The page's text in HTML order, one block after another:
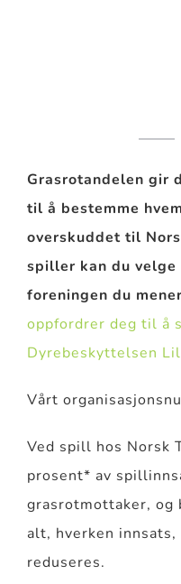
Grasrotandelen gir
til å bestemme
overskuddet til
spiller kan du
foreningen du
oppfordrer deg til å
Dyrebeskyttelsen
Vårt
Ved spill hos Norsk
prosent* av
grasrotmottaker, og
alt, hverken
reduseres.